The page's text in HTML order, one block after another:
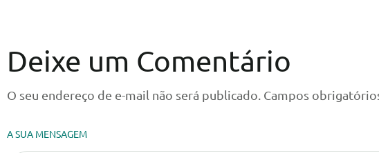
Deixe um Comentário
O seu endereço de e-mail não será publicado. Campos
A SUA MENSAGEM